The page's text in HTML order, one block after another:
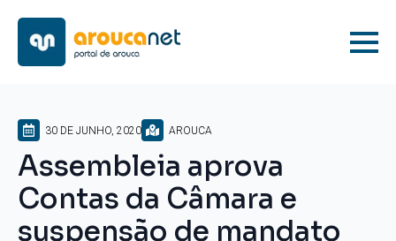
30 DE JUNHO, 2020 AROUCA
Assembleia aprova
Contas da Câmara e
suspensão de mandato